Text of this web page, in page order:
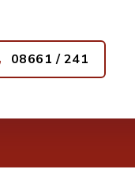
08661 / 241